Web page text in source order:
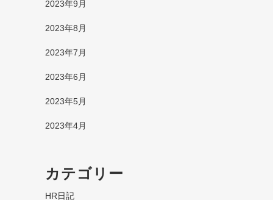
2023年9月
2023年8月
2023年7月
2023年6月
2023年5月
2023年4月
カテゴリー
HR日記